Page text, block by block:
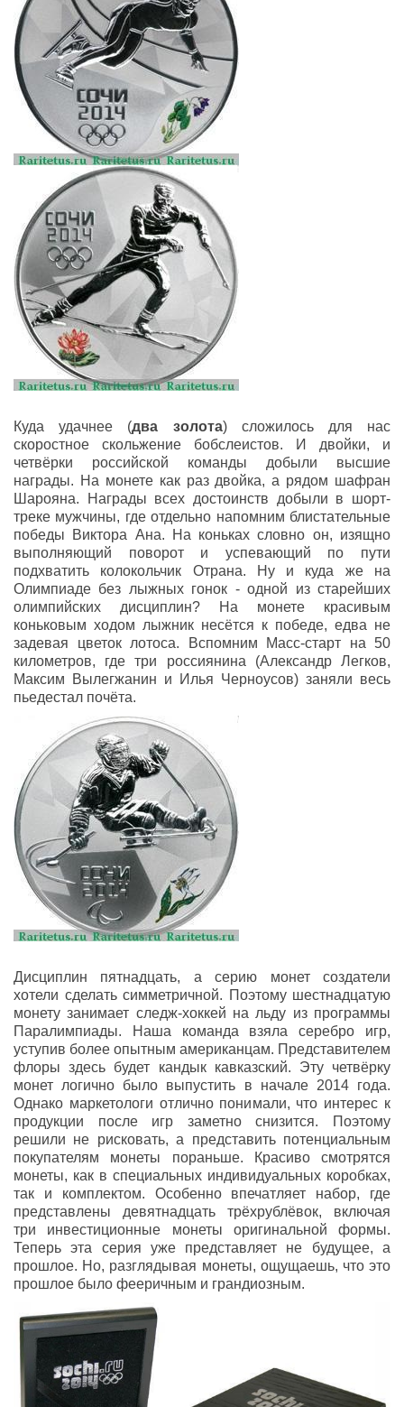
Куда удачнее (два золота) сложилось для нас
скоростное скольжение бобслеистов. И двойки, и
четвёрки российской команды добыли высшие
награды. На монете как раз двойка, а рядом шафран
Шарояна. Награды всех достоинств добыли в шорт-
треке мужчины, где отдельно напомним блистательные
победы Виктора Ана. На коньках словно он, изящно
выполняющий поворот и успевающий по пути
подхватить колокольчик Отрана. Ну и куда же на
Олимпиаде без лыжных гонок - одной из старейших
олимпийских дисциплин? На монете красивым
коньковым ходом лыжник несётся к победе, едва не
задевая цветок лотоса. Вспомним Масс-старт на 50
километров, где три россиянина (Александр Легков,
Максим Вылегжанин и Илья Черноусов) заняли весь
пьедестал почёта.
Дисциплин пятнадцать, а серию монет создатели
хотели сделать симметричной. Поэтому шестнадцатую
монету занимает следж-хоккей на льду из программы
Паралимпиады. Наша команда взяла серебро игр,
уступив более опытным американцам. Представителем
флоры здесь будет кандык кавказский. Эту четвёрку
монет логично было выпустить в начале 2014 года.
Однако маркетологи отлично понимали, что интерес к
продукции после игр заметно снизится. Поэтому
решили не рисковать, а представить потенциальным
покупателям монеты пораньше. Красиво смотрятся
монеты, как в специальных индивидуальных коробках,
так и комплектом. Особенно впечатляет набор, где
представлены девятнадцать трёхрублёвок, включая
три инвестиционные монеты оригинальной формы.
Теперь эта серия уже представляет не будущее, а
прошлое. Но, разглядывая монеты, ощущаешь, что это
прошлое было фееричным и грандиозным.